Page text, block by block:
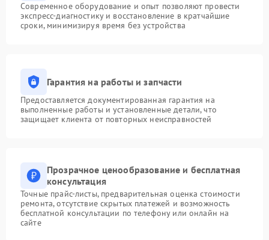
Современное оборудование и опыт позволяют провести
экспресс-диагностику и восстановление в кратчайшие
сроки, минимизируя время без устройства
Гарантия на работы и запчасти
Предоставляется документированная гарантия на
выполненные работы и установленные детали, что
защищает клиента от повторных неисправностей
Прозрачное ценообразование и бесплатная
консультация
Точные прайс-листы, предварительная оценка стоимости
ремонта, отсутствие скрытых платежей и возможность
бесплатной консультации по телефону или онлайн на
сайте